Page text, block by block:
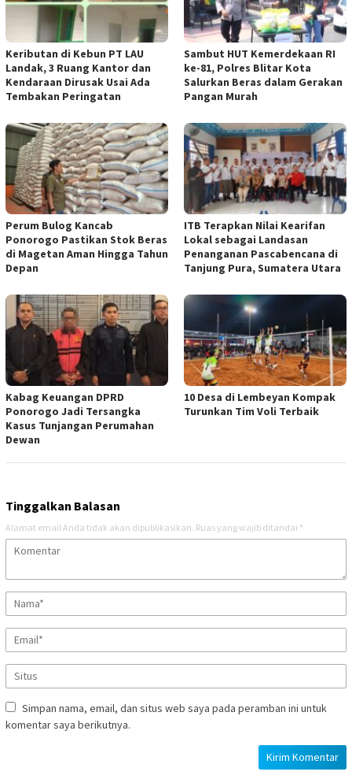
Keributan di Kebun PT LAU
Landak, 3 Ruang Kantor dan
Kendaraan Dirusak Usai Ada
Tembakan Peringatan
Sambut HUT Kemerdekaan RI
ke-81, Polres Blitar Kota
Salurkan Beras dalam Gerakan
Pangan Murah
Perum Bulog Kancab
Ponorogo Pastikan Stok Beras
di Magetan Aman Hingga Tahun
Depan
ITB Terapkan Nilai Kearifan
Lokal sebagai Landasan
Penanganan Pascabencana di
Tanjung Pura, Sumatera Utara
Kabag Keuangan DPRD
Ponorogo Jadi Tersangka
Kasus Tunjangan Perumahan
Dewan
10 Desa di Lembeyan Kompak
Turunkan Tim Voli Terbaik
Tinggalkan Balasan
Alamat email Anda tidak akan dipublikasikan. Ruas yang wajib ditandai *
Simpan nama, email, dan situs web saya pada peramban ini untuk
komentar saya berikutnya.